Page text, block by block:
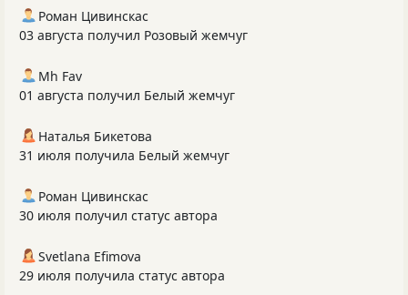
Роман Цивинскас
03 августа получил Розовый жемчуг
Mh Fav
01 августа получил Белый жемчуг
Наталья Бикетова
31 июля получила Белый жемчуг
Роман Цивинскас
30 июля получил статус автора
Svetlana Efimova
29 июля получила статус автора